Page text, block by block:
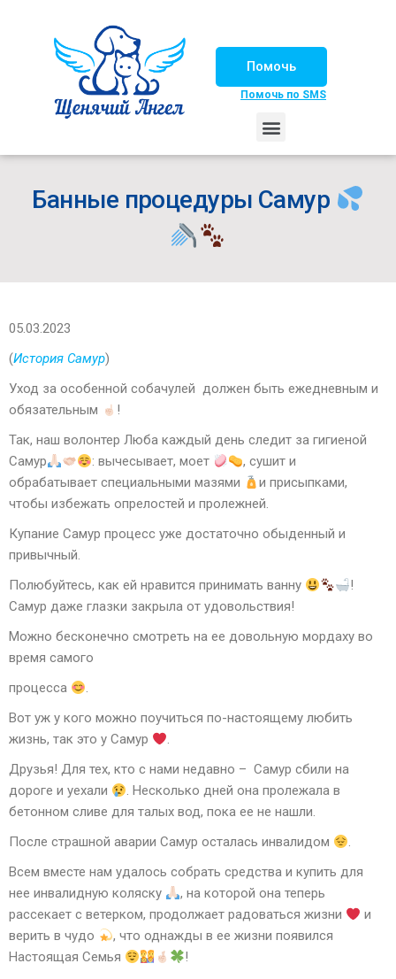
Помочь
Помочь по SMS
Банные процедуры Самур
05.03.2023
(История Самур)
Уход за особенной собачулей должен быть ежедневным и
обязательным
!
Так, наш волонтер Люба каждый день следит за гигиеной
Самур
: вычесывает, моет
, сушит и
обрабатывает специальными мазями
и присыпками,
чтобы избежать опрелостей и пролежней.
Купание Самур процесс уже достаточно обыденный и
привычный.
Полюбуйтесь, как ей нравится принимать ванну
!
Самур даже глазки закрыла от удовольствия!
Можно бесконечно смотреть на ее довольную мордаху во
время самого
процесса
.
Вот уж у кого можно поучиться по-настоящему любить
жизнь, так это у Самур
.
Друзья! Для тех, кто с нами недавно – Самур сбили на
дороге и уехали
. Несколько дней она пролежала в
бетонном сливе для талых вод, пока ее не нашли.
После страшной аварии Самур осталась инвалидом
.
Всем вместе нам удалось собрать средства и купить для
нее инвалидную коляску
, на которой она теперь
рассекает с ветерком, продолжает радоваться жизни
и
верить в чудо
, что однажды в ее жизни появился
Настоящая Семья
!